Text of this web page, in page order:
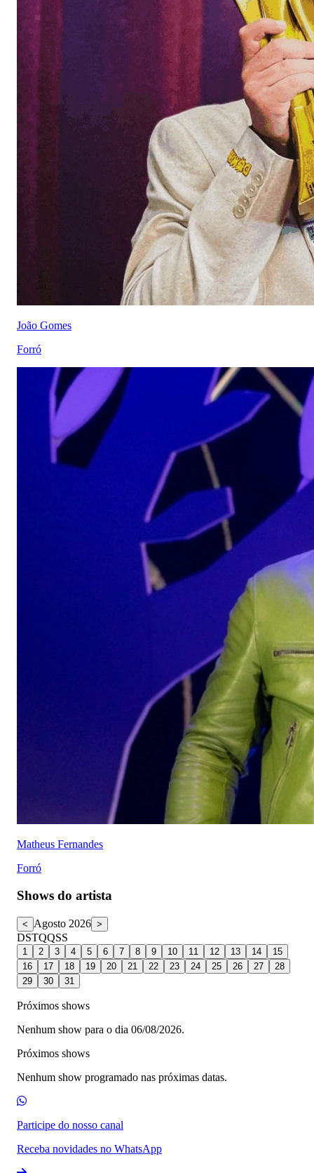
João Gomes
Forró
Matheus Fernandes
Forró
Shows do artista
< Agosto 2026 >
DSTQQSS
1 2 3 4 5 6 7 8 9 10 11 12 13 14
15
16
17 18 19 20 21 22 23 24 25 26 27
28
29
30 31
Próximos shows
Nenhum show para o dia 06/08/2026.
Próximos shows
Nenhum show programado nas próximas datas.
Participe do nosso canal
Receba novidades no WhatsApp